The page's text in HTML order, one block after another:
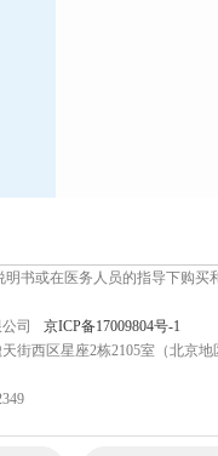
书或在医务人员的指导下购买
司
京ICP备17009804号-1
街西区星座2栋2105室（北京